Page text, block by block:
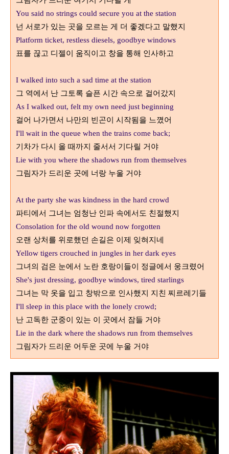
You said no strings could secure you at the station
넌 서로가 있는 곳을 모르는 게 더 좋겠다고 말했지
Platform ticket, restless diesels, goodbye windows
표를 끊고 디젤이 움직이고 창을 통해 인사하고
I walked into such a sad time at the station
그 역에서 난 그토록 슬픈 시간 속으로 걸어갔지
As I walked out, felt my own need just beginning
걸어 나가면서 나만의 빈곤이 시작됨을 느꼈어
I'll wait in the queue when the trains come back;
기차가 다시 올 때까지 줄서서 기다릴 거야
Lie with you where the shadows run from themselves
그림자가 드리운 곳에 너랑 누울 거야
At the party she was kindness in the hard crowd
파티에서 그녀는 엄청난 인파 속에서도 친절했지
Consolation for the old wound now forgotten
오랜 상처를 위로했던 손길은 이제 잊혀지네
Yellow tigers crouched in jungles in her dark eyes
그녀의 검은 눈에서 노란 호랑이들이 정글에서 웅크렸어
She's just dressing, goodbye windows, tired starlings
그녀는 막 옷을 입고 창밖으로 인사했지 지친 찌르레기들
I'll sleep in this place with the lonely crowd;
난 고독한 군중이 있는 이 곳에서 잠들 거야
Lie in the dark where the shadows run from themselves
그림자가 드리운 어두운 곳에 누울 거야